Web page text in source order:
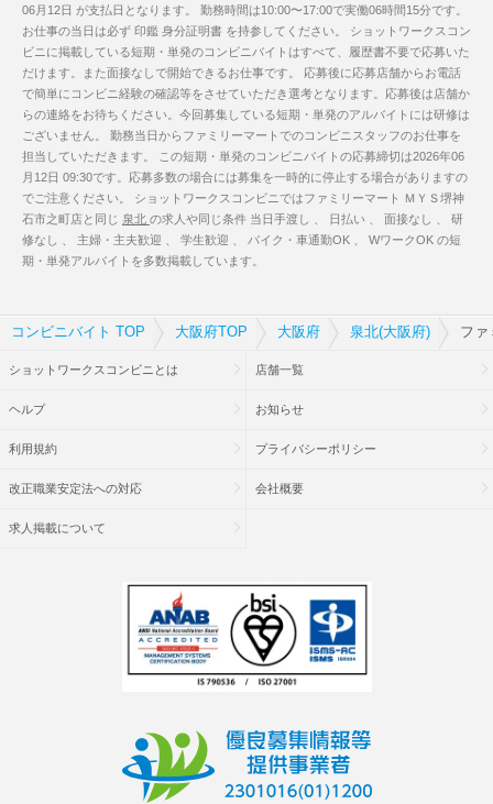
06月12日 が支払日となります。 勤務時間は10:00〜17:00で実働06時間15分です。
お仕事の当日は必ず 印鑑 身分証明書 を持参してください。 ショットワークスコン
ビニに掲載している短期・単発のコンビニバイトはすべて、履歴書不要で応募いた
だけます。また面接なしで開始できるお仕事です。 応募後に応募店舗からお電話
で簡単にコンビニ経験の確認等をさせていただき選考となります。応募後は店舗か
らの連絡をお待ちください。今回募集している短期・単発のアルバイトには研修は
ございません。 勤務当日からファミリーマートでのコンビニスタッフのお仕事を
担当していただきます。 この短期・単発のコンビニバイトの応募締切は2026年06
月12日 09:30です。応募多数の場合には募集を一時的に停止する場合がありますの
でご注意ください。 ショットワークスコンビニではファミリーマート ＭＹＳ堺神
石市之町店と同じ 泉北 の求人や同じ条件 当日手渡し 、 日払い 、 面接なし 、 研
修なし 、 主婦・主夫歓迎 、 学生歓迎 、 バイク・車通勤OK 、 WワークOK の短
期・単発アルバイトを多数掲載しています。
コンビニバイト TOP 大阪府TOP 大阪府 泉北(大阪府) ファ
ショットワークスコンビニとは 店舗一覧
ヘルプ お知らせ
利用規約 プライバシーポリシー
改正職業安定法への対応 会社概要
求人掲載について